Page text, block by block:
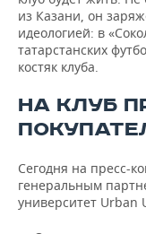
из Казани, он
идеологией: в
татарстанских
костяк клуба.
НА КЛУБ
Сегодня на пресс-
генеральным
университет